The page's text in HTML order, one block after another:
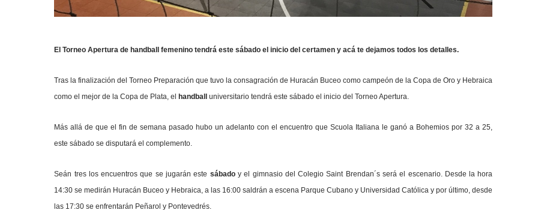
El Torneo Apertura de handball femenino tendrá este sábado el inicio del certamen y acá te dejamos todos los detalles.
Tras la finalización del Torneo Preparación que tuvo la consagración de Huracán Buceo como campeón de la Copa de Oro y Hebraica
como el mejor de la Copa de Plata , elhandballuniversitario tendrá este sábado el inicio del Torneo Apertura.
Más allá de que el fin de semana pasado hubo un adelanto con el encuentro que Scuola Italiana le ganó a Bohemios por 32 a 25,
este sábado se disputará el complemento.
Seán tres los encuentros que se jugarán este sábado y el gimnasio del Colegio Saint Brendan´s será el escenario. Desde la hora
14:30 se medirán Huracán Buceo y Hebraica, a las 16:00 saldrán a escena Parque Cubano y Universidad Católica y por último, desde
las 17:30 se enfrentarán Peñarol y Pontevedrés.